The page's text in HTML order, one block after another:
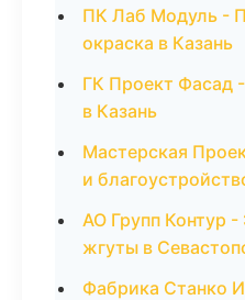
ПК Лаб Модуль -
окраска в Казань
ГК Проект Фасад
в Казань
Мастерская
и
АО Групп Контур
жгуты в
Фабрика Станко